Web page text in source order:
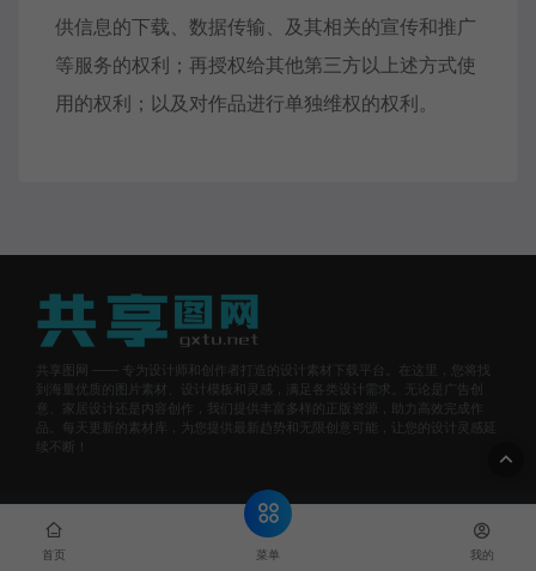
供信息的下载、数据传输、及其相关的宣传和推广
等服务的权利；再授权给其他第三方以上述方式使
用的权利；以及对作品进行单独维权的权利。
共享图网 —— 专为设计师和创作者打造的设计素材下载平台。在这里，您将找
到海量优质的图片素材、设计模板和灵感，满足各类设计需求。无论是广告创
意、家居设计还是内容创作，我们提供丰富多样的正版资源，助力高效完成作
品。每天更新的素材库，为您提供最新趋势和无限创意可能，让您的设计灵感延
续不断！
© 2025 共享图网 - All rights reserved
湘ICP备
2023033939号
首页 菜单 我的